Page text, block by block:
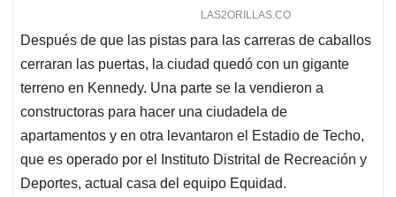
Después de que las pistas para las carreras de caballos
cerraran las puertas, la ciudad quedó con un gigante
terreno en Kennedy. Una parte se la vendieron a
constructoras para hacer una ciudadela de
apartamentos y en otra levantaron el Estadio de Techo,
que es operado por el Instituto Distrital de Recreación y
Deportes, actual casa del equipo Equidad.